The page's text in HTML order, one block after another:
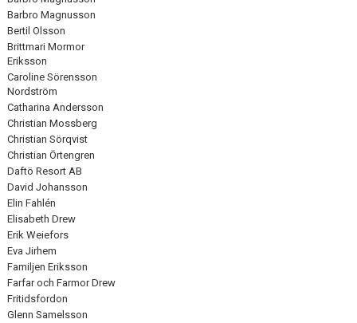
Barbro Magnusson
Bertil Olsson
Brittmari Mormor
Eriksson
Caroline Sörensson
Nordström
Catharina Andersson
Christian Mossberg
Christian Sörqvist
Christian Örtengren
Daftö Resort AB
David Johansson
Elin Fahlén
Elisabeth Drew
Erik Weiefors
Eva Jirhem
Familjen Eriksson
Farfar och Farmor Drew
Fritidsfordon
Glenn Samelsson